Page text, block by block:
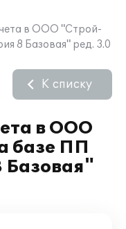
в ООО "Строй-
8 Базовая" ред. 3.0
в ООО
базе ПП
Базовая"
К списку